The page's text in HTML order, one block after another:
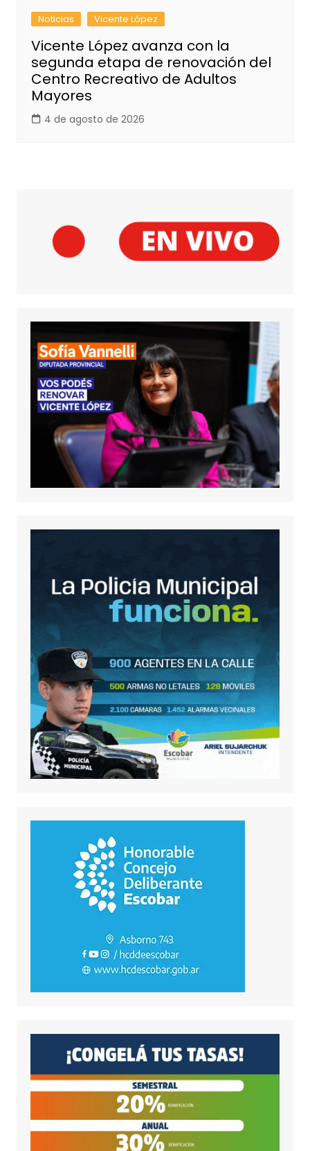
Noticias Vicente López
Vicente López avanza con la
segunda etapa de renovación del
Centro Recreativo de Adultos
Mayores
4 de agosto de 2026